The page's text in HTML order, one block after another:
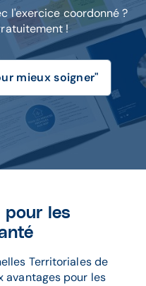
l'exercice coordonné ?
!
mieux soigner"
pour les
Territoriales de
avantages pour les